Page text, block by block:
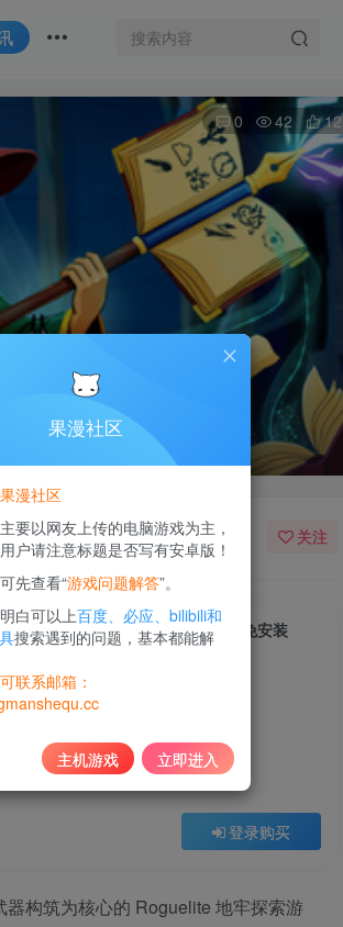
0 42 12
关注
｜官方中文-v0.8.0.05｜587M｜免安装
后查看
登录购买
构筑为核心的 Roguelite 地牢探索游
果漫社区
漫社区
要以网友上传的电脑游戏为主，
户请注意标题是否写有安卓版！
先查看“游戏问题解答”。
白可以上百度、必应、bilibili和
搜索遇到的问题，基本都能解
联系邮箱：
主机游戏 立即进入